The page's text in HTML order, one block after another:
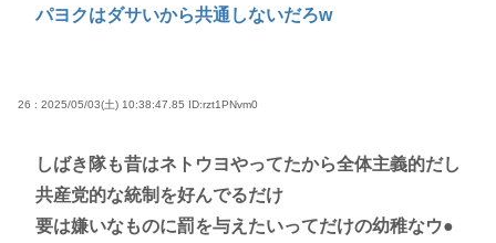
パヨクはダサいから共通しないだろw
26 : 2025/05/03(土) 10:38:47.85 ID:rzt1PNvm0
しばき隊も昔はネトウヨやってたから全体主義的だし
共産党的な統制を好んでるだけ
要は嫌いなものに罰を与えたいってだけの幼稚なウ●